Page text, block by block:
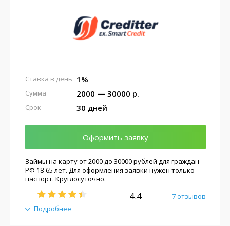
1%
Ставка в день
2000 — 30000 р.
Сумма
30 дней
Срок
Оформить заявку
Подробнее
Займы на карту от 2000 до 30000 рублей для граждан
РФ 18-65 лет. Для оформления заявки нужен только
паспорт. Круглосуточно.
4.4 7 отзывов